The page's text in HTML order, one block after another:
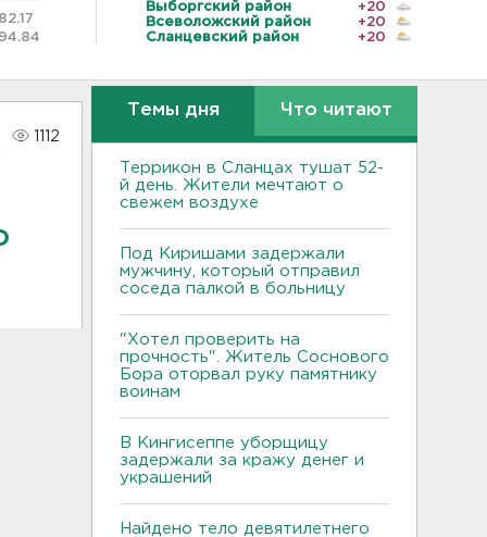
Выборгский район
+20
Всеволожский район
+20
Сланцевский район
+20
1112
Темы дня Что читают
Террикон в Сланцах тушат 52-
й день. Жители мечтают о
свежем воздухе
Под Киришами задержали
мужчину, который отправил
соседа палкой в больницу
"Хотел проверить на
прочность". Житель Соснового
Бора оторвал руку памятнику
воинам
В Кингисеппе уборщицу
задержали за кражу денег и
украшений
Найдено тело девятилетнего